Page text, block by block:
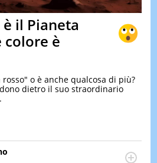
&
TEST
&
LE
DI
IERI
il Pianeta
colore è
o è anche qualcosa di più?
dietro il suo straordinario